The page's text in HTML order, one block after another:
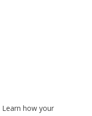
Learn how your